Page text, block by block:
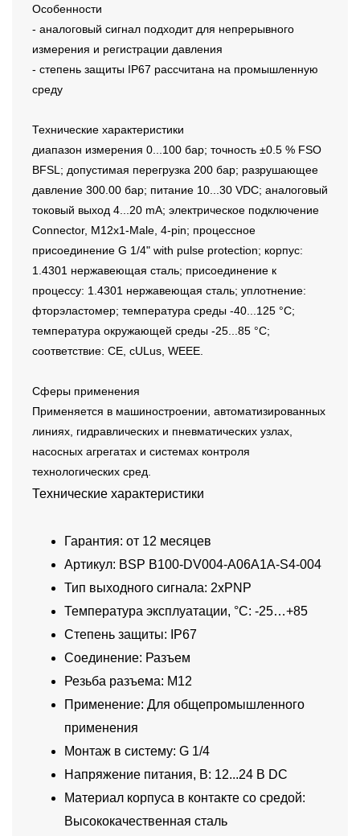
Особенности
- аналоговый сигнал подходит для непрерывного
измерения и регистрации давления
- степень защиты IP67 рассчитана на промышленную
среду
Технические характеристики
диапазон измерения 0...100 бар; точность ±0.5 % FSO
BFSL; допустимая перегрузка 200 бар; разрушающее
давление 300.00 бар; питание 10...30 VDC; аналоговый
токовый выход 4...20 mA; электрическое подключение
Connector, M12x1-Male, 4-pin; процессное
присоединение G 1/4" with pulse protection; корпус:
1.4301 нержавеющая сталь; присоединение к
процессу: 1.4301 нержавеющая сталь; уплотнение:
фторэластомер; температура среды -40...125 °C;
температура окружающей среды -25...85 °C;
соответствие: CE, cULus, WEEE.
Сферы применения
Применяется в машиностроении, автоматизированных
линиях, гидравлических и пневматических узлах,
насосных агрегатах и системах контроля
технологических сред.
Технические характеристики
Гарантия: от 12 месяцев
Артикул: BSP B100-DV004-A06A1A-S4-004
Тип выходного сигнала: 2xPNP
Температура эксплуатации, °C: -25…+85
Степень защиты: IP67
Соединение: Разъем
Резьба разъема: M12
Применение: Для общепромышленного
применения
Монтаж в систему: G 1/4
Напряжение питания, В: 12...24 В DC
Материал корпуса в контакте со средой:
Высококачественная сталь